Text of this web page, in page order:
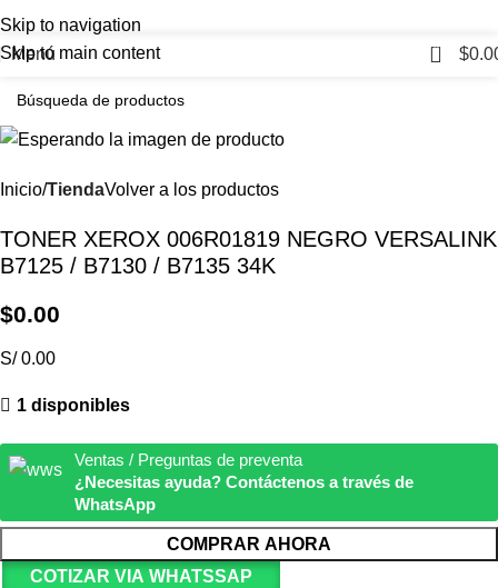
Skip to navigation
Skip to main content
Menú 0 $
Inicio TiendaVolver a los productos
TONER XEROX 006R01819 NEGRO VERSALINK
B7125 / B7130 / B7135 34K
$0.00
S/ 0.00
1 disponibles
Ventas / Preguntas de preventa
¿Necesitas ayuda? Contáctenos a través de
WhatsApp
COMPRAR AHORA
COTIZAR VIA WHATSSAP